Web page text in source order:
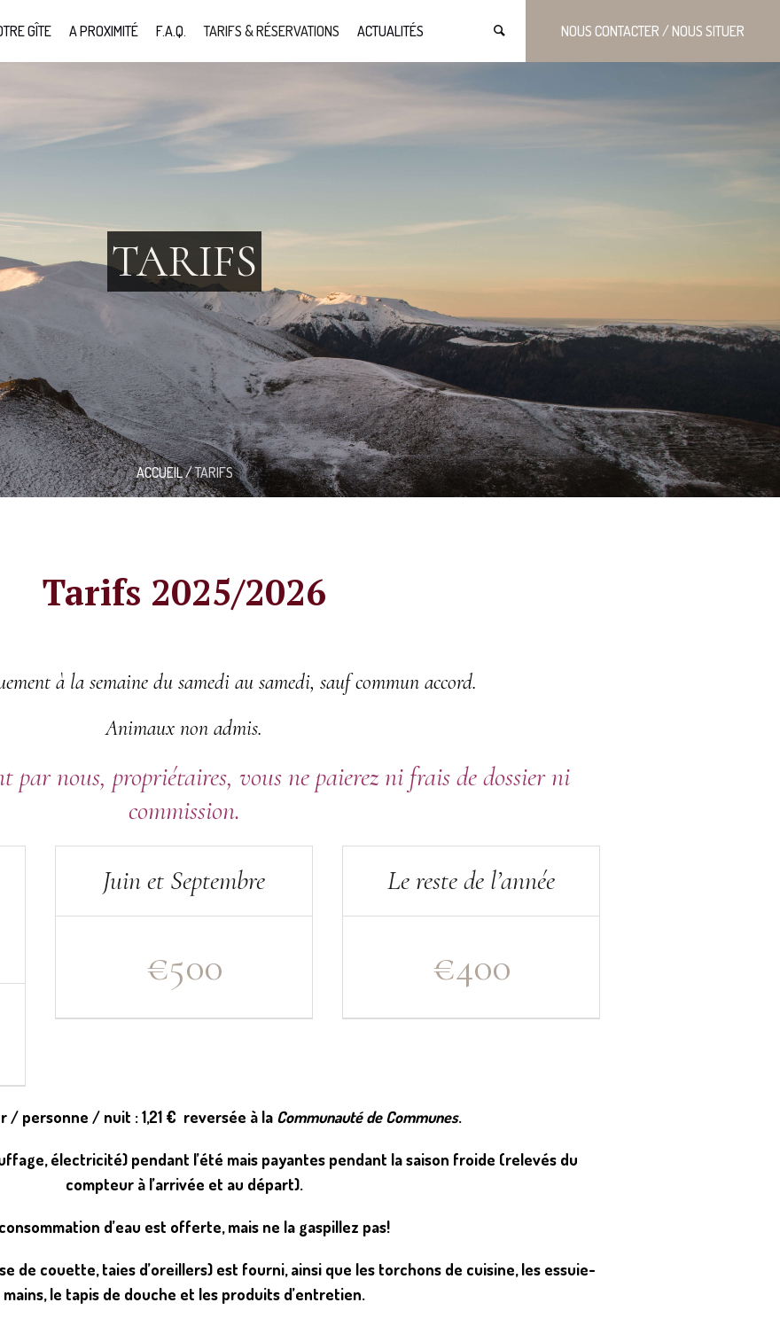
NOUS CONTACTER / NOUS SITUER
GÎTE A PROXIMITÉ F.A.Q. TARIFS & RÉSERVATIONS ACTUALITÉS
TARIFS
ACCUEIL/TARIFS
Tarifs 2025/2026
à la semaine du samedi au samedi, sauf commun accord.
Animaux non admis.
par nous, propriétaires, vous ne paierez ni frais de dossier ni
commission.
Juin et Septembre
€500
Le reste de l’année
€400
/ personne / nuit : 1,21 € reversée à la Communauté de Communes.
électricité) pendant l’été mais payantes pendant la saison froide (relevés du
compteur à l’arrivée et au départ).
d’eau est offerte, mais ne la gaspillez pas!
de couette, taies d’oreillers) est fourni, ainsi que les torchons de cuisine, les essuie-
mains, le tapis de douche et les produits d’entretien.